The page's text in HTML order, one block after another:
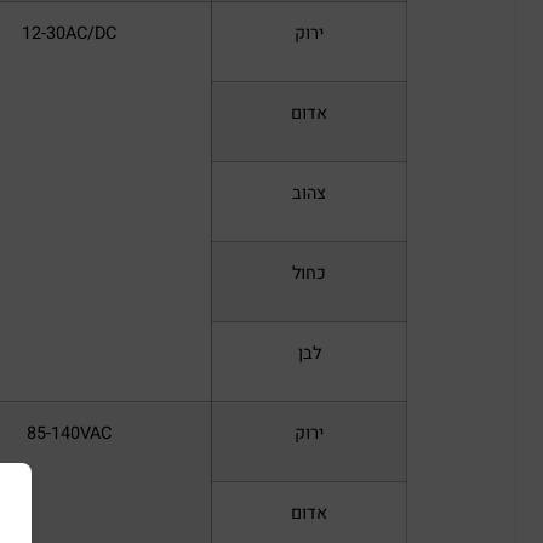
ירוק 12-30AC/DC
אדום
צהוב
כחול
לבן
ירוק 85-140VAC
אדום